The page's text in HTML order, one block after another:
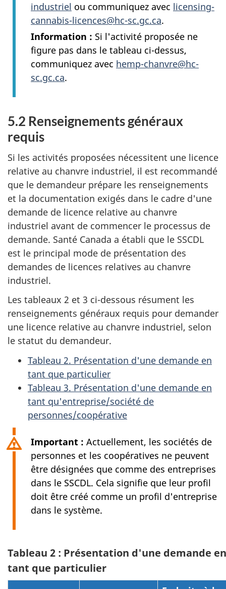
industriel ou communiquez avec licensing-
cannabis-licences@hc-sc.gc.ca.
Information : Si l'activité proposée ne
figure pas dans le tableau ci-dessus,
communiquez avec hemp-chanvre@hc-
sc.gc.ca.
5.2 Renseignements généraux
requis
Si les activités proposées nécessitent une licence
relative au chanvre industriel, il est recommandé
que le demandeur prépare les renseignements
et la documentation exigés dans le cadre d'une
demande de licence relative au chanvre
industriel avant de commencer le processus de
demande. Santé Canada a établi que le SSCDL
est le principal mode de présentation des
demandes de licences relatives au chanvre
industriel.
Les tableaux 2 et 3 ci-dessous résument les
renseignements généraux requis pour demander
une licence relative au chanvre industriel, selon
le statut du demandeur.
Tableau 2. Présentation d'une demande en
tant que particulier
Tableau 3. Présentation d'une demande en
tant qu'entreprise/société de
personnes/coopérative
Important : Actuellement, les sociétés de
personnes et les coopératives ne peuvent
être désignées que comme des entreprises
dans le SSCDL. Cela signifie que leur profil
doit être créé comme un profil d'entreprise
dans le système.
Tableau 2 : Présentation d'une demande en
tant que particulier